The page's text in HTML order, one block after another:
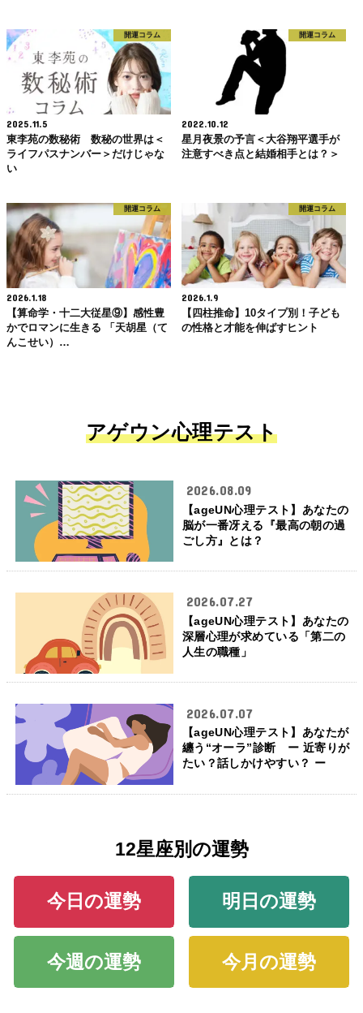
開運コラム
2025.11.5
東李苑の数秘術 数秘の世界は＜
ライフパスナンバー＞だけじゃな
い
開運コラム
2022.10.12
星月夜景の予言＜大谷翔平選手が
注意すべき点と結婚相手とは？＞
開運コラム
2026.1.18
【算命学・十二大従星⑨】感性豊
かでロマンに生きる 「天胡星（て
んこせい）…
開運コラム
2026.1.9
【四柱推命】10タイプ別！子ども
の性格と才能を伸ばすヒント
アゲウン心理テスト
2026.08.09
【ageUN心理テスト】あなたの
脳が一番冴える『最高の朝の過
ごし方』とは？
2026.07.27
【ageUN心理テスト】あなたの
深層心理が求めている「第二の
人生の職種」
2026.07.07
【ageUN心理テスト】あなたが
纏う“オーラ”診断 ー 近寄りが
たい？話しかけやすい？ ー
12星座別の運勢
今日の運勢 明日の運勢
今週の運勢 今月の運勢